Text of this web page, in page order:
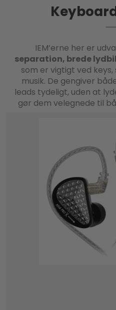
IEM’erne her er
separation, brede
som er vigtigt ved
musik. De gengiver
leads tydeligt, uden at
gør dem velegnede til